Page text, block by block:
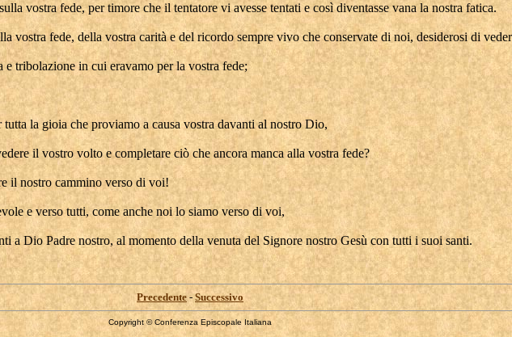
vostra fede, per timore che il tentatore vi avesse tentati e così diventasse vana la nostra fatica.
vostra fede, della vostra carità e del ricordo sempre vivo che conservate di noi, desiderosi di
tribolazione in cui eravamo per la vostra fede;
la gioia che proviamo a causa vostra davanti al nostro Dio,
il vostro volto e completare ciò che ancora manca alla vostra fede?
il nostro cammino verso di voi!
e verso tutti, come anche noi lo siamo verso di voi,
a Dio Padre nostro, al momento della venuta del Signore nostro Gesù con tutti i suoi santi.
Precedente -Successivo
Copyright © Conferenza Episcopale Italiana